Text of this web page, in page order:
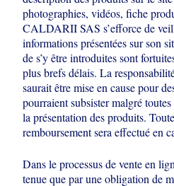
photographies, vidéos, fiche
CALDARII SAS s’efforce de
informations présentées surson
de s’y être introduites sont
plus brefs délais. La
sauraitêtre mise en cause pour
pourraient subsister malgré toutes
la présentation des produits.
remboursement sera effectué en
Dans le processus de vente en
tenue que par uneobligation de